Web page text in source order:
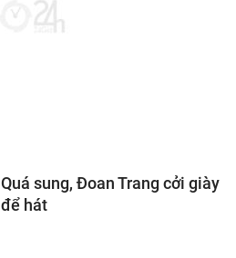
Quá sung, Đoan Trang cởi giày
để hát